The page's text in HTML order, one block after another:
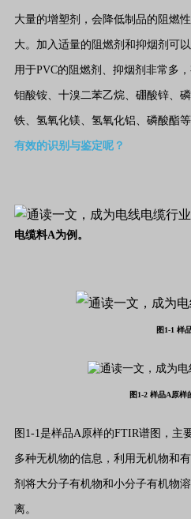
大量的增塑剂，会降低制品的阻燃
大。加入适量的阻燃剂和抑烟剂可
用于PVC的阻燃剂、抑烟剂非常多
钼酸铵、十溴二苯乙烷、硼酸锌、
铁、氢氧化镁、氢氧化铝、磷酸酯等
有效的识别与鉴定呢？
电缆料A为例。
图1-1 样
图1-2 样品A原样
图1-1是样品A原样的FTIR谱图，主
多种无机物的信息，利用无机物和
剂将大分子有机物和小分子有机物
离。